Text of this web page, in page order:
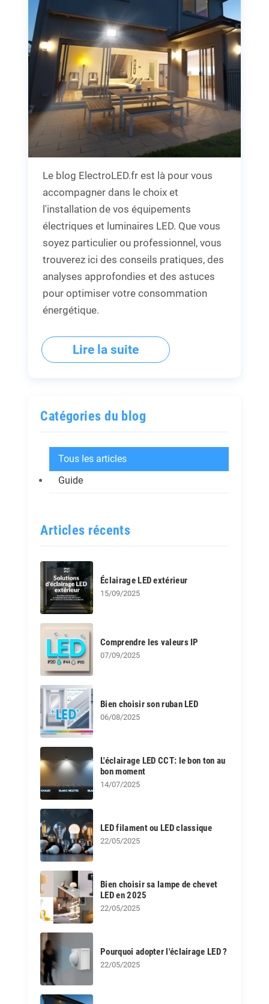
Le blog ElectroLED.fr est là pour vous
accompagner dans le choix et
l'installation de vos équipements
électriques et luminaires LED. Que vous
soyez particulier ou professionnel, vous
trouverez ici des conseils pratiques, des
analyses approfondies et des astuces
pour optimiser votre consommation
énergétique.
Lire la suite
Catégories du blog
Tous les articles
Guide
Articles récents
Éclairage LED extérieur
15/09/2025
Comprendre les valeurs IP
07/09/2025
Bien choisir son ruban LED
06/08/2025
L'éclairage LED CCT: le bon ton au
bon moment
14/07/2025
LED filament ou LED classique
22/05/2025
Bien choisir sa lampe de chevet
LED en 2025
22/05/2025
Pourquoi adopter l'éclairage LED ?
22/05/2025